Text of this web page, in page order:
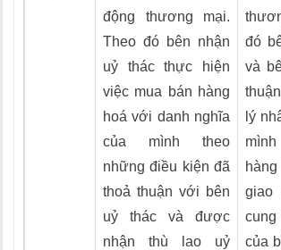
động thương mại.
Theo đó bên nhận
uỷ thác thực hiện
việc mua bán hàng
hoá với danh nghĩa
của mình theo
những điều kiện đã
thoả thuận với bên
uỷ thác và được
nhận thù lao uỷ
đó
và
lý
của